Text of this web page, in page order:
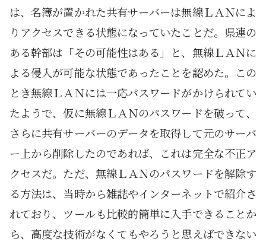
は、名簿が置かれた共有サーバーは無線ＬＡＮによ
りアクセスできる状態になっていたことだ。県連の
ある幹部は「その可能性はある」と、無線ＬＡＮに
よる侵入が可能な状態であったことを認めた。この
とき無線ＬＡＮには一応パスワードがかけられてい
たようで、仮に無線ＬＡＮのパスワードを破って、
さらに共有サーバーのデータを取得して元のサーバ
ー上から削除したのであれば、これは完全な不正ア
クセスだ。ただ、無線ＬＡＮのパスワードを解除す
る方法は、当時から雑誌やインターネットで紹介さ
れており、ツールも比較的簡単に入手できることか
ら、高度な技術がなくてもやろうと思えばできない